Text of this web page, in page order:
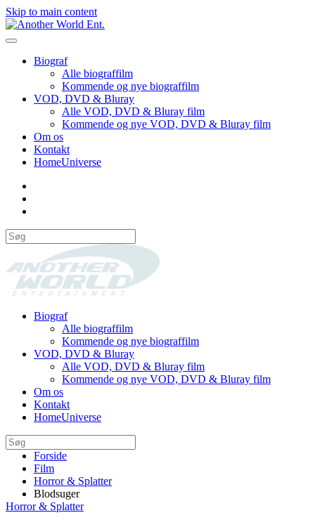
Skip to main content
Biograf
Alle biograffilm
Kommende og nye biograffilm
VOD, DVD & Bluray
Alle VOD, DVD & Bluray film
Kommende og nye VOD, DVD & Bluray film
Om os
Kontakt
HomeUniverse
Biograf
Alle biograffilm
Kommende og nye biograffilm
VOD, DVD & Bluray
Alle VOD, DVD & Bluray film
Kommende og nye VOD, DVD & Bluray film
Om os
Kontakt
HomeUniverse
Forside
Film
Horror & Splatter
Blodsuger
Horror & Splatter